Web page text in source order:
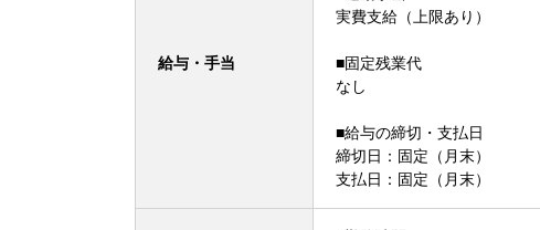
給与・手当
実費支給（上限あり）
■固定残業代
なし
■給与の締切・支払日
締切日：固定（月末）
支払日：固定（月末）